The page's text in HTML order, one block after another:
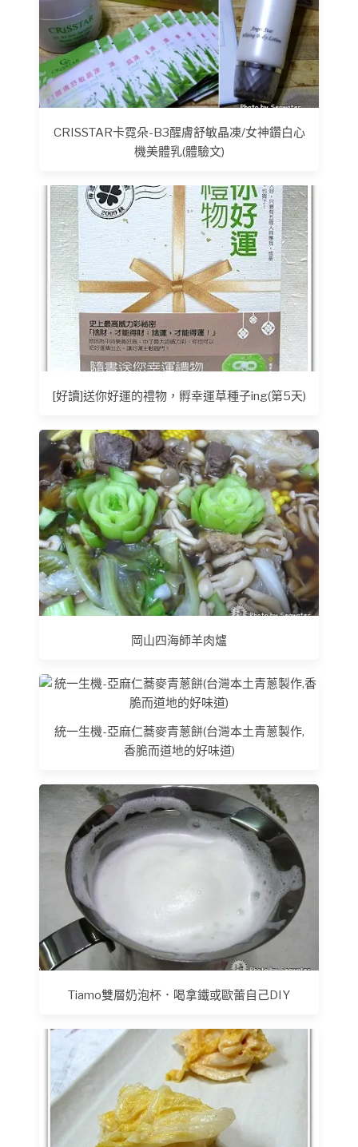
CRISSTAR卡霓朵-B3醒膚舒敏晶凍/女神鑽白心
機美體乳(體驗文)
[好讀]送你好運的禮物，孵幸運草種子ing(第5天)
岡山四海師羊肉爐
統一生機-亞麻仁蕎麥青蔥餅(台灣本土青蔥製作,
香脆而道地的好味道)
Tiamo雙層奶泡杯．喝拿鐵或歐蕾自己DIY